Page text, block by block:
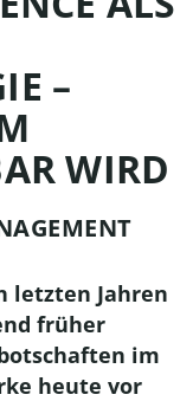
–
WIRD
letzten Jahren
früher
im
heute vor